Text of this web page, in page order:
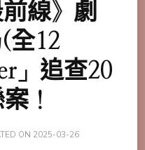
線》劇
全12
」追查20
！
ON 2025-03-26